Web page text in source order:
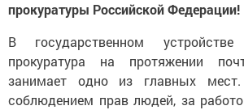
прокуратуры Российской Федерации!
В государственном
прокуратура на протяжении
занимает одно из главных
соблюдением прав людей, за